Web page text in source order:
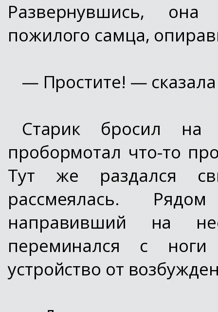
Развернувшись,
пожилого самца,
— Простите! —
Старик бросил на
пробормотал что-то
Тут же раздался
рассмеялась.
направивший на
переминался с
устройство от